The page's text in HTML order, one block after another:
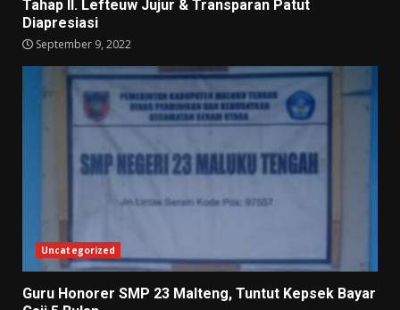
Tahap II. Lefteuw Jujur & Transparan Patut
Diapresiasi
September 9, 2022
Uncategorized
Guru Honorer SMP 23 Malteng, Tuntut Kepsek Bayar